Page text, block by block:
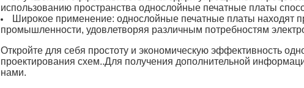
использованию пространства однослойные печатные платы
Широкое применение: однослойные печатные платы находят
промышленности, удовлетворяя различным потребностям
Откройте для себя простоту и экономическую эффективность
проектирования схем..Для получения дополнительной
нами.